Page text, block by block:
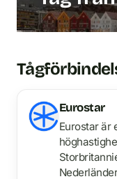
Eurostar
Eurostar är